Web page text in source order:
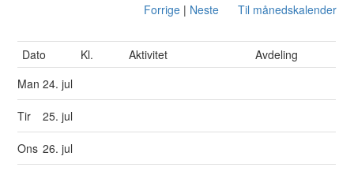
Forrige| Neste Til månedskalender
Dato Kl. Aktivitet
Avdeling
Man24. jul
Tir 25. jul
Ons 26. jul